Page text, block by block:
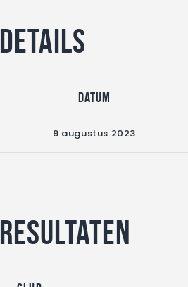
Details
Datum
9 augustus 2023
Resultaten